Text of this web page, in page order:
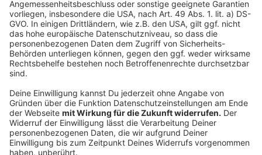
anderen Hotspots aber wurden mitunter auch höhere
NO2-Konzentrationen beobachtet.
Anzeige
Umweltbundesamt rechnet mit keinen
nennenswerten Verbesserungen
Anzeige